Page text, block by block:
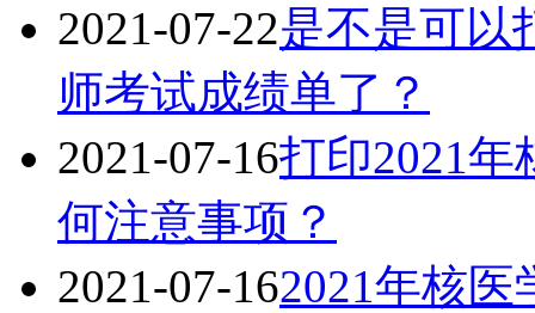
2021-07-22是不是可以
师考试成绩单了？
2021-07-16打印2021
何注意事项？
2021-07-162021年核